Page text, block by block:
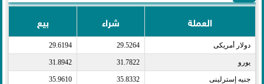
العملة شراء بيع
دولار أمريكى​ 29.5264
29.6194
يورو​ 31.7822
31.8942
جنيه إسترلينى​ 35.8332
35.9610